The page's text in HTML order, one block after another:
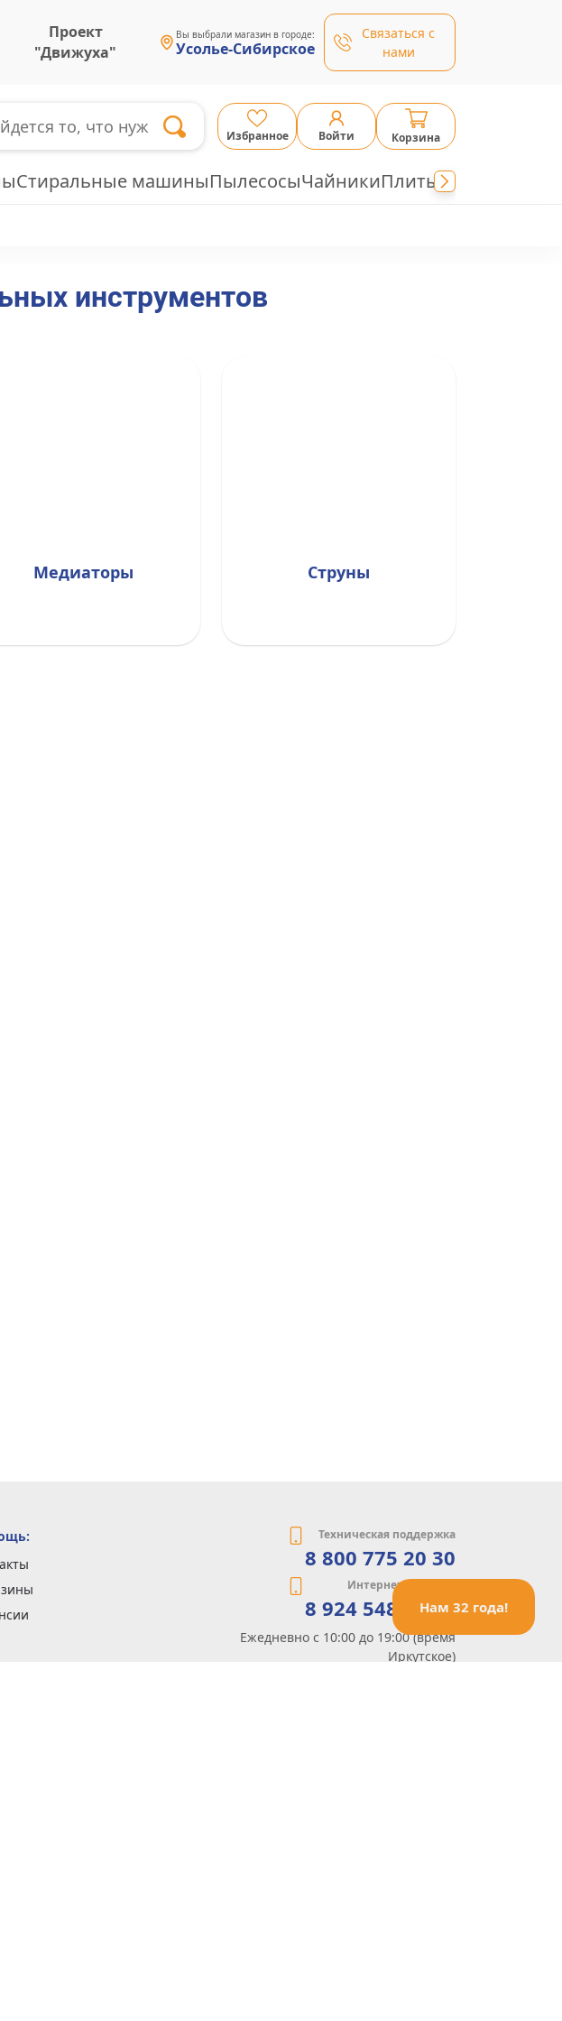
Проект
"Движуха"
Вы выбрали магазин в городе:
Усолье-Сибирское
Связаться с
нами
Избранное Войти Корзина
Стиральные машиныПылесосыЧайникиПлиты
Нам 32 года!
инструментов
Медиаторы Струны
Техническая поддержка
8 800 775 20 30
Интернет-магазин
8 924 548 85 07
Ежедневно с 10:00 до 19:00 (время
Иркутское)